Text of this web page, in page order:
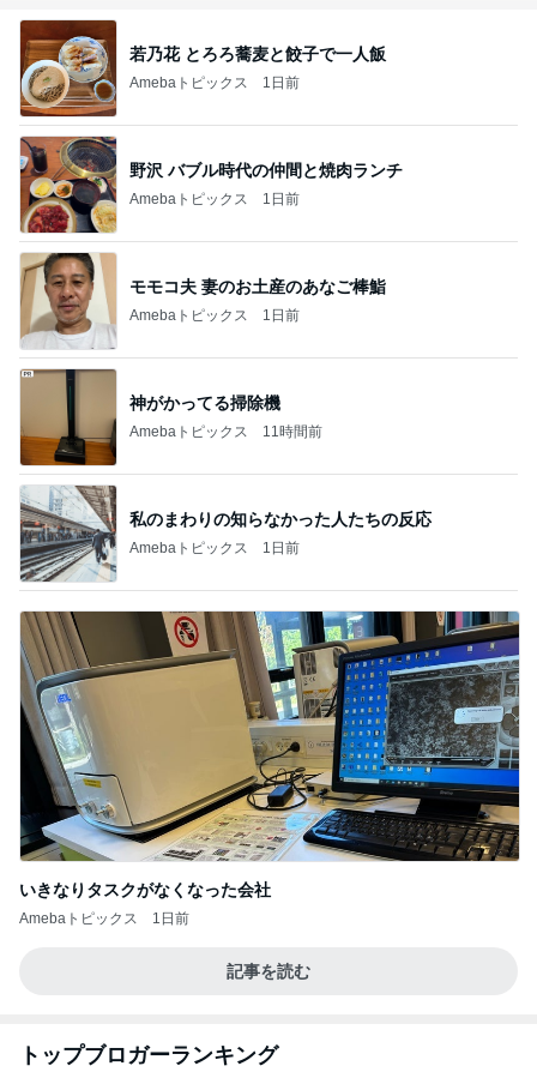
若乃花 とろろ蕎麦と餃子で一人飯
Amebaトピックス 1日前
野沢 バブル時代の仲間と焼肉ランチ
Amebaトピックス 1日前
モモコ夫 妻のお土産のあなご棒鮨
Amebaトピックス 1日前
神がかってる掃除機
Amebaトピックス 11時間前
私のまわりの知らなかった人たちの反応
Amebaトピックス 1日前
いきなりタスクがなくなった会社
Amebaトピックス 1日前
記事を読む
トップブロガーランキング